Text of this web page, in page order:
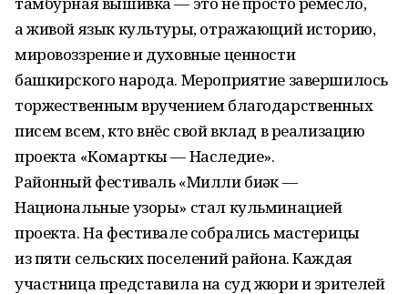
а живой язык культуры, отражающий историю,
мировоззрение и духовные ценности
башкирского народа. Мероприятие завершилось
торжественным вручением благодарственных
писем всем, кто внёс свой вклад в реализацию
проекта «Комарткы — Наследие».
Районный фестиваль «Милли биҙәк —
Национальные узоры» стал кульминацией
проекта. На фестивале собрались мастерицы
из пяти сельских поселений района. Каждая
участница представила на суд жюри и зрителей